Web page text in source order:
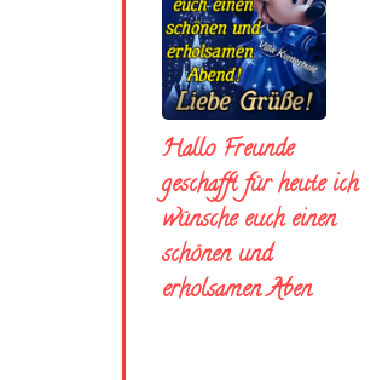
Hallo Freunde
geschafft für heute ich
wünsche euch einen
schönen und
erholsamen Aben